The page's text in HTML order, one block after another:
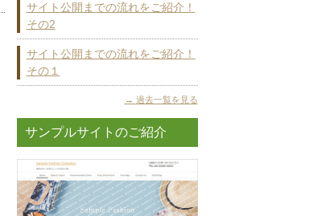
サイト公開までの流れをご紹介！
その2
サイト公開までの流れをご紹介！
その１
過去一覧を見る
サンプルサイトのご紹介